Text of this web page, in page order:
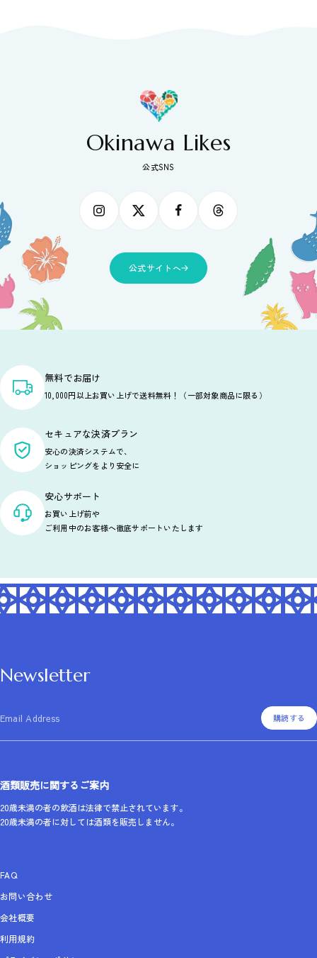
Okinawa Likes
公式SNS
公式サイトへ
無料でお届け
10,000円以上お買い上げで送料無料！（一部対象商品に限る）
セキュアな決済プラン
安心の決済システムで、
ショッピングをより安全に
安心サポート
お買い上げ前や
ご利用中のお客様へ徹底サポートいたします
Newsletter
Email Address 購読する
酒類販売に関するご案内
20歳未満の者の飲酒は法律で禁止されています。
20歳未満の者に対しては酒類を販売しません。
FAQ
お問い合わせ
会社概要
利用規約